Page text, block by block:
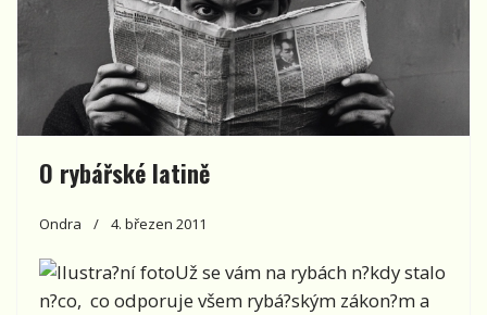
O rybářské latině
Ondra 4. březen 2011
Už se vám na rybách n?kdy stalo
n?co, co odporuje všem rybá?ským zákon?m a